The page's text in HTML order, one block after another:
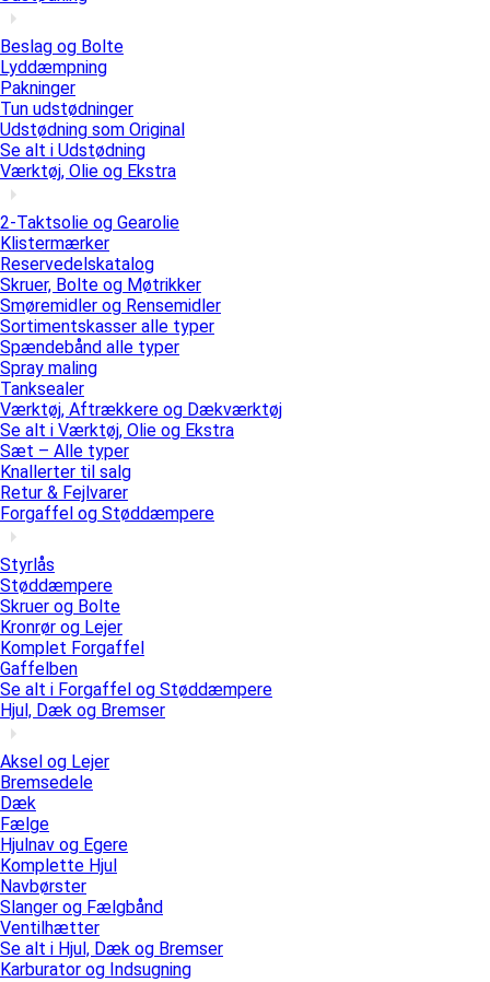
Beslag og Bolte
Lyddæmpning
Pakninger
Tun udstødninger
Udstødning som Original
Se alt i Udstødning
Værktøj, Olie og Ekstra
2-Taktsolie og Gearolie
Klistermærker
Reservedelskatalog
Skruer, Bolte og Møtrikker
Smøremidler og Rensemidler
Sortimentskasser alle typer
Spændebånd alle typer
Spray maling
Tanksealer
Værktøj, Aftrækkere og Dækværktøj
Se alt i Værktøj, Olie og Ekstra
Sæt – Alle typer
Knallerter til salg
Retur & Fejlvarer
Forgaffel og Støddæmpere
Styrlås
Støddæmpere
Skruer og Bolte
Kronrør og Lejer
Komplet Forgaffel
Gaffelben
Se alt i Forgaffel og Støddæmpere
Hjul, Dæk og Bremser
Aksel og Lejer
Bremsedele
Dæk
Fælge
Hjulnav og Egere
Komplette Hjul
Navbørster
Slanger og Fælgbånd
Ventilhætter
Se alt i Hjul, Dæk og Bremser
Karburator og Indsugning